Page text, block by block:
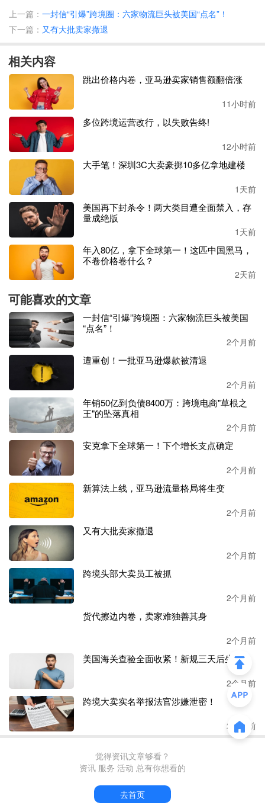
一、 不废话直接干活的AI
司。其定位并非“聊天机器人”或“副驾驶”，而是“自主商业
引擎”——强调预装电商技能、连接多平台、定时自动运
行。
尽管过往被AI工具“坑”过的经历让他保持谨慎，但作为工具
探索者，Andy决定进行实测。
与通用AI对话工具不同，StoreClaw的交互逻辑是“任务式”而
非“问答式”。
卖家无需编写提示词，只需设定目标，系统即
可自动执行。
以选品功能为例，
StoreClaw内置了智能选品技能模块，支
持三种工作模式：
浏览模式：卖家指定品类、目标市场、预算范围，系统输出
率估算和竞争度评级。
发现模式：适用于卖家没有明确选品方向时，系统从亚马
逊、TikTok、Google Trends、Reddit等多渠道挖掘趋势品
类，输出Top 5产品对比表并给出最终推荐。
验证模式：针对卖家已选定的具体产品，从市场需求（权重
30%）、竞争强度（25%）、利润空间（25%）、运营可行
性（10%）、持续性（10%）五个维度进行评分，输出总
分、评级、完整利润链路分析及详细报告。
“发现模式”，设置基础条件为：美国市场，品类不限，
启动资金2000-5000美元。
不到一分钟，
StoreClaw生成了包含五个候选品类的推荐榜
单，每个品类均附带多维度评分。以宠物用品为例，系统进
一步推荐了具体产品方向——宠物减速碗、宠物安抚床、宠
物雨衣等。
通过验证模式”，可以对某一具体产品进行进一步深度分
析。系统会从需求规模、竞争格局、利润可行性等角度输出
评估报告，并给出客观结论。
StoreClaw还支持卖家直接授权关联店铺。
关联后，系统每日自动汇总
GMV、订单量、AOV（平均订
单价值）等核心指标的趋势变化，并主动标记异常波动——
例如某款产品转化率骤降、广告花费异常上升等，帮助卖家
及时发现运营问题。
“初步使用下来，这款工具在数据整合和主动预警方面的表
现，接近一名资深运营助理的效能，且潜力更高。”Andy评
“全能队友”
上一篇： 一封信“引爆”跨境圈：六家物流巨头被美国“点名”！
下一篇： 又有大批卖家撤退
相关内容
跳出价格内卷，亚马逊卖家销售额翻倍涨
11小时前
多位跨境运营改行，以失败告终!
12小时前
大手笔！深圳3C大卖豪掷10多亿拿地建楼
1天前
美国再下封杀令！两大类目遭全面禁入，存
量成绝版
1天前
年入80亿，拿下全球第一！这匹中国黑马，
不卷价格卷什么？
2天前
可能喜欢的文章
一封信“引爆”跨境圈：六家物流巨头被美国
“点名”！
2个月前
遭重创！一批亚马逊爆款被清退
2个月前
年销50亿到负债8400万：跨境电商"草根之
王"的坠落真相
2个月前
安克拿下全球第一！下个增长支点确定
2个月前
新算法上线，亚马逊流量格局将生变
2个月前
又有大批卖家撤退
2个月前
跨境头部大卖员工被抓
2个月前
货代擦边内卷，卖家难独善其身
2个月前
美国海关查验全面收紧！新规三天后生效
2个月前
跨境大卖实名举报法官涉嫌泄密！
2个月前
觉得资讯文章够看？
资讯 服务 活动 总有你想看的
去首页